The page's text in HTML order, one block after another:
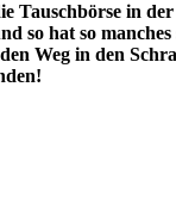
Tauschbörse in
so hat so
Weg in den